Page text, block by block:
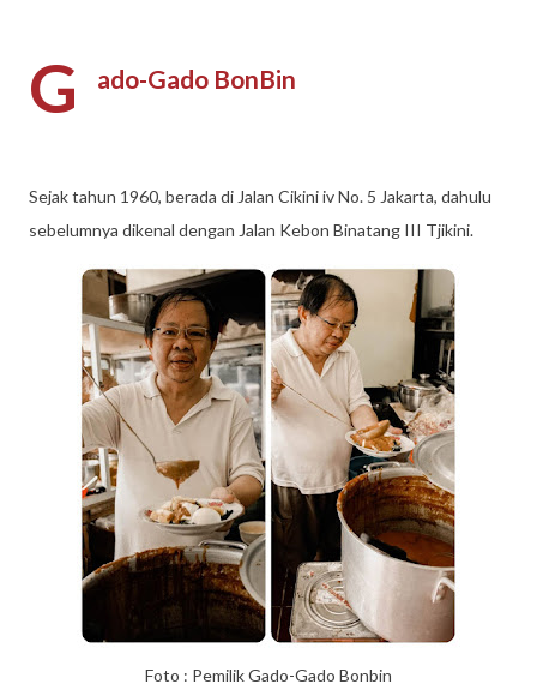
G ado-Gado BonBin
Sejak tahun 1960, berada di Jalan Cikini iv No. 5 Jakarta, dahulu
sebelumnya dikenal dengan Jalan Kebon Binatang III Tjikini.
Foto : Pemilik Gado-Gado Bonbin